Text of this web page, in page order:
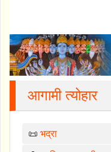
आगामी त्योहार
📜 भद्रा